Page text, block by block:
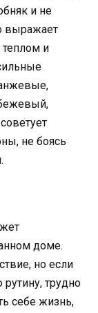
и не
выражает
теплом и
не боясь
доме.
но если
трудно
себе жизнь,